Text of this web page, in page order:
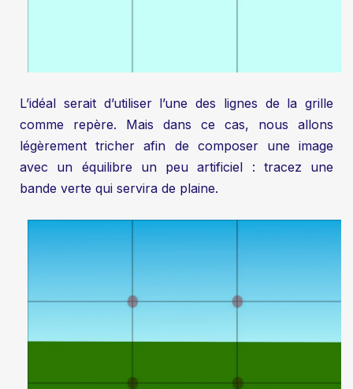
L’idéal serait d’utiliser l’une des lignes de la grille
comme repère. Mais dans ce cas, nous allons
légèrement tricher afin de composer une image
avec un équilibre un peu artificiel : tracez une
bande verte qui servira de plaine.